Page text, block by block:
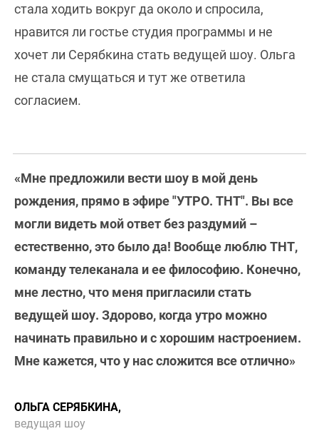
стала ходить вокруг да около и спросила,
нравится ли гостье студия программы и не
хочет ли Серябкина стать ведущей шоу. Ольга
не стала смущаться и тут же ответила
согласием.
«Мне предложили вести шоу в мой день
рождения, прямо в эфире "УТРО. ТНТ". Вы все
могли видеть мой ответ без раздумий –
естественно, это было да! Вообще люблю ТНТ,
команду телеканала и ее философию. Конечно,
мне лестно, что меня пригласили стать
ведущей шоу. Здорово, когда утро можно
начинать правильно и с хорошим настроением.
Мне кажется, что у нас сложится все отлично»
ОЛЬГА СЕРЯБКИНА,
ведущая шоу